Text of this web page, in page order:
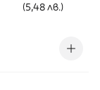
(5,48 лв.)